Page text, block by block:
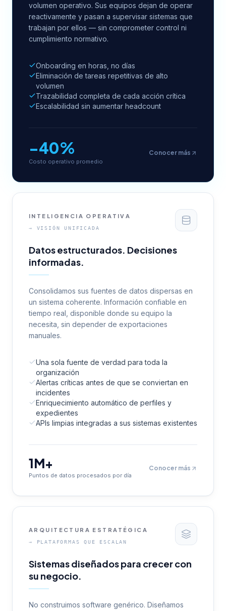
volumen operativo. Sus equipos dejan de operar
reactivamente y pasan a supervisar sistemas que
trabajan por ellos — sin comprometer control ni
cumplimiento normativo.
Onboarding en horas, no días
Eliminación de tareas repetitivas de alto
volumen
Trazabilidad completa de cada acción crítica
Escalabilidad sin aumentar headcount
−40%
Costo operativo promedio
Conocer más
INTELIGENCIA OPERATIVA
→ VISIÓN UNIFICADA
Datos estructurados. Decisiones
informadas.
Consolidamos sus fuentes de datos dispersas en
un sistema coherente. Información confiable en
tiempo real, disponible donde su equipo la
necesita, sin depender de exportaciones
manuales.
Una sola fuente de verdad para toda la
organización
Alertas críticas antes de que se conviertan en
incidentes
Enriquecimiento automático de perfiles y
expedientes
APIs limpias integradas a sus sistemas existentes
1M+
Puntos de datos procesados por día
Conocer más
ARQUITECTURA ESTRATÉGICA
→ PLATAFORMAS QUE ESCALAN
Sistemas diseñados para crecer con
su negocio.
No construimos software genérico. Diseñamos